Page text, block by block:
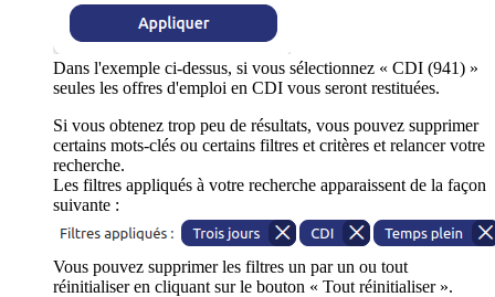
Dans l'exemple ci-dessus, si vous sélectionnez « CDI (941) »
seules les offres d'emploi en CDI vous seront restituées.
Si vous obtenez trop peu de résultats, vous pouvez supprimer
certains mots-clés ou certains filtres et critères et relancer votre
recherche.
Les filtres appliqués à votre recherche apparaissent de la façon
suivante :
Vous pouvez supprimer les filtres un par un ou tout
réinitialiser en cliquant sur le bouton « Tout réinitialiser ».